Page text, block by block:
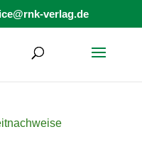
verlag.de